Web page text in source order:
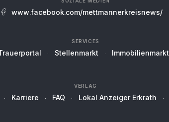
www.facebook.com/mettmannerkreisnews/
SERVICES
Stellenmarkt Immobilienmarkt
VERLAG
Karriere FAQ Lokal Anzeiger Erkrath